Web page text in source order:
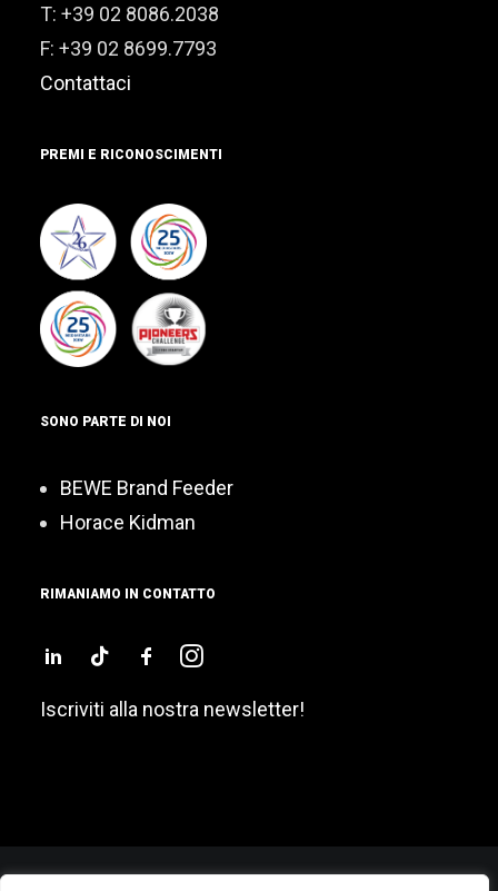
T: +39 02 8086.2038
F: +39 02 8699.7793
Contattaci
PREMI E RICONOSCIMENTI
SONO PARTE DI NOI
BEWE Brand Feeder
Horace Kidman
RIMANIAMO IN CONTATTO
Iscriviti alla nostra newsletter!